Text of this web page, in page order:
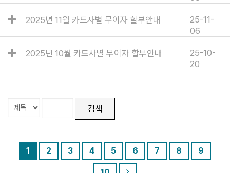
2025년 11월 카드사별 무이자 할부안내
25-11-
06
2025년 10월 카드사별 무이자 할부안내
25-10-
20
검색
1 2 3 4 5 6 7 8 9